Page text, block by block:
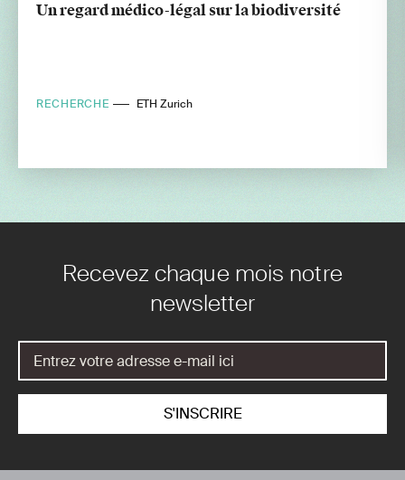
Un regard médico-légal sur la biodiversité
RECHERCHE ETH Zurich
Recevez chaque mois notre
newsletter